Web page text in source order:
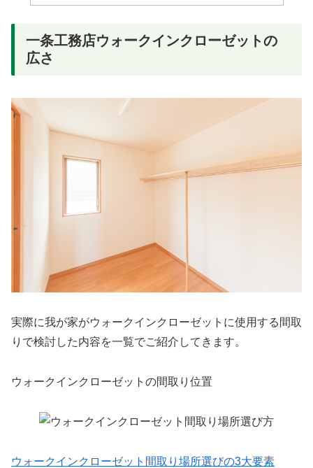
一条工務店ウォークインクローゼットの
広さ
実際に我が家がウォークインクローゼットに使用する間取
りで検討した内容を一覧でご紹介してきます。
ウォークインクローゼットの間取り位置
ウォークインクローゼット間取り場所選びの3大要素